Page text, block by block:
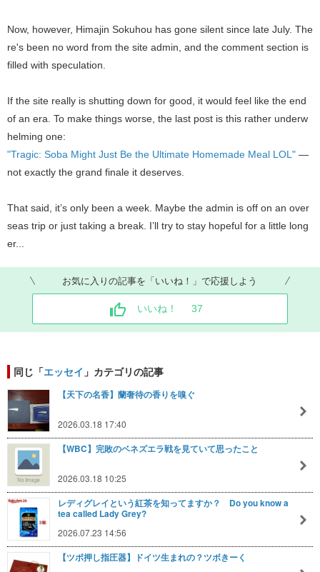
Now, however, Himajin Sokuhou has gone silent since late July. The
re's been no word from the site admin, and the comment section is
filled with speculation.
If the site really is shutting down for good, it would feel like the end
of an era. To make things worse, the last post is this rather underw
helming one:
"Tragic: Soba Might Just Be the Ultimate Homemade Meal LOL" —
not exactly the grand finale it deserves.
That said, it’s only been a week. Maybe the admin is off on an over
seas trip or just taking a break. I’ll try to stay hopeful for a little long
er...
お気に入りの記事を「いいね！」で応援しよう
いいね！ 37
同じ「エッセイ 」カテゴリの記事
【天下の名香】蘭奢待の香りを嗅ぐ
2026.03.18 17:40
【WBC】完敗のベネズエラ戦を見ていて思ったこと
2026.03.18 10:25
レディグレイという紅茶を知ってますか？ Do you know a
tea called Lady Grey?
2026.07.23 14:56
【ツボ押し指圧器】ドイツ生まれの？ツボきーく